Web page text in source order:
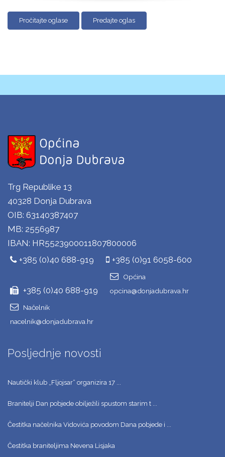
Pročitajte oglase Predajte oglas
Trg Republike 13
40328 Donja Dubrava
OIB: 63140387407
MB: 2556987
IBAN: HR5523900011807800006
+385 (0)40 688-919
+385 (0)91 6058-600
+385 (0)40 688-919
Općina
opcina@donjadubrava.hr
Načelnik
nacelnik@donjadubrava.hr
Posljednje novosti
Nautički klub „Fljojsar“ organizira 17 ...
Branitelji Dan pobjede obilježili spustom starim t ...
Čestitka načelnika Vidovića povodom Dana pobjede i ...
Čestitka braniteljima Nevena Lisjaka